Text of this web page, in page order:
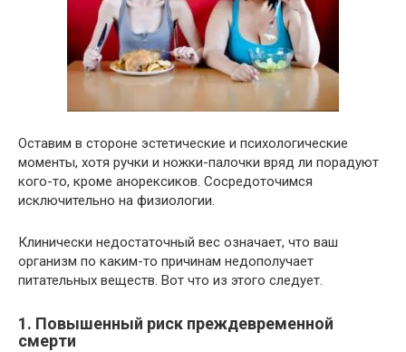
Оставим в стороне эстетические и психологические
моменты, хотя ручки и ножки-палочки вряд ли порадуют
кого-то, кроме анорексиков. Сосредоточимся
исключительно на физиологии.
Клинически недостаточный вес означает, что ваш
организм по каким-то причинам недополучает
питательных веществ. Вот что из этого следует.
1. Повышенный риск преждевременной
смерти